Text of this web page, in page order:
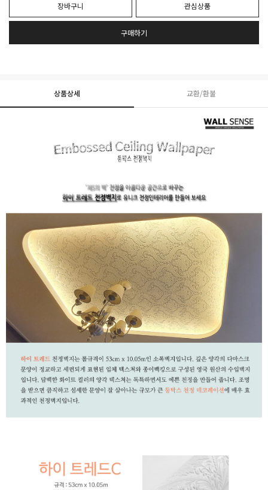
장바구니 관심상품
구매하기
상품상세 교환/환불